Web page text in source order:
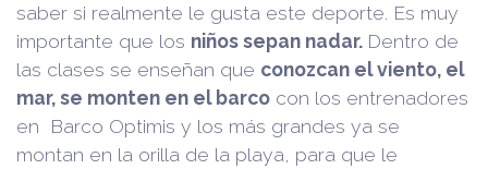
saber si realmente le gusta este deporte. Es muy
importante que los niños sepan nadar. Dentro de
las clases se enseñan que conozcan el viento, el
mar, se monten en el barco con los entrenadores
en Barco Optimis y los más grandes ya se
montan en la orilla de la playa, para que le